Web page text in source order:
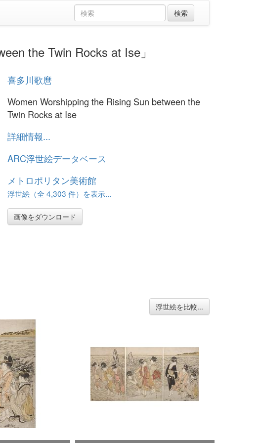
the Twin Rocks at Ise」
喜多川歌麿
Women Worshipping the Rising Sun between the
Twin Rocks at Ise
詳細情報...
ARC浮世絵データベース
メトロポリタン美術館
浮世絵（全 4,303 件）を表示...
画像をダウンロード
浮世絵を比較...